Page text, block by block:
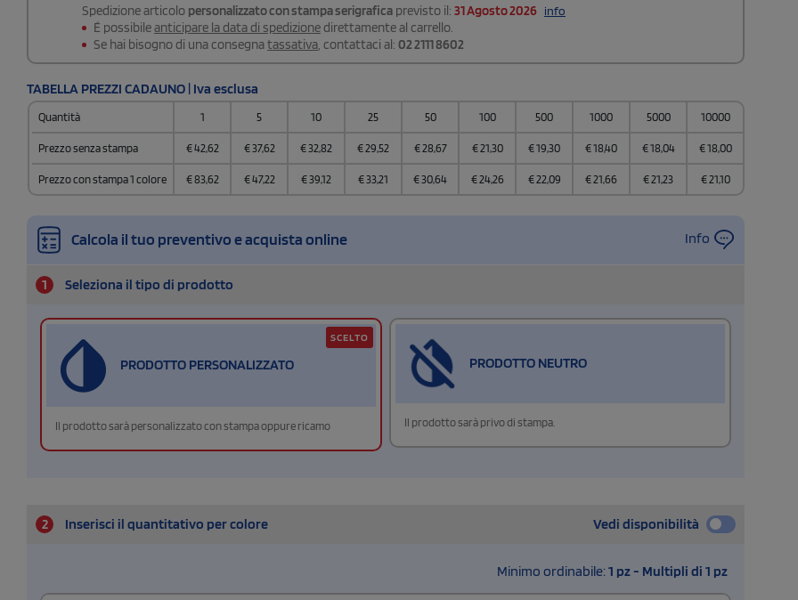
Spedizione articolo personalizzato con stampa serigrafica previsto il: 31 Agosto 2026 info
É possibileanticipare la data di spedizionedirettamente al carrello.
Se hai bisogno di una consegnatassativa , contattaci al: 02 2111 8602
TABELLA PREZZI CADAUNO | Iva esclusa
Quantità 1 5 10 25 50 100 500 1000 5000 10000
Prezzo senza stampa €42,62 €37,62 €32,82 €29,52 €28,67 €21,30 €19,30 €18,40 €18,04 €18,00
Prezzo con stampa 1 colore €83,62 €47,22 €39,12 €33,21 €30,64 €24,26 €22,09 €21,66 €21,23 €21,10
Calcola il tuo preventivo e acquista online Info
1 Seleziona il tipo di prodotto
PRODOTTO PERSONALIZZATO
Il prodotto sarà personalizzato con stampa oppure ricamo
SCELTO
PRODOTTO NEUTRO
Il prodotto sarà privo di stampa.
2 Inserisci il quantitativo per colore Vedi disponibilità
Minimo ordinabile: 1 pz - Multipli di 1 pz